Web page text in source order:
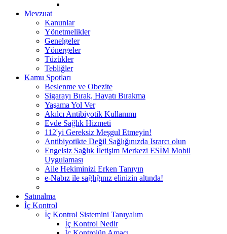
Mevzuat
Kanunlar
Yönetmelikler
Genelgeler
Yönergeler
Tüzükler
Tebliğler
Kamu Spotları
Beslenme ve Obezite
Sigarayı Bırak, Hayatı Bırakma
Yaşama Yol Ver
Akılcı Antibiyotik Kullanımı
Evde Sağlık Hizmeti
112'yi Gereksiz Meşgul Etmeyin!
Antibiyotikte Değil Sağlığınızda Israrcı olun
Engelsiz Sağlık İletişim Merkezi ESİM Mobil
Uygulaması
Aile Hekiminizi Erken Tanıyın
e-Nabız ile sağlığınız elinizin altında!
Satınalma
İç Kontrol
İç Kontrol Sistemini Tanıyalım
İç Kontrol Nedir